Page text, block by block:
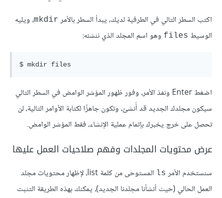
اكتب السطر التالي في الطرفية لديك، يبدأ السطر بالأمر mkdir، ويليه
الوسيط files وهو اسم المجلد الذي ننشئه:
اضغط Enter ونفذ الأمر، وفور ظهور المؤشر الوامض في السطر التالي
سيكون مجلدك الجديد قد أُنشئ، وتكون جاهزًا لكتابة الأوامر التالية، لن
تحصل على خرج يخبرك بإتمام عملية الإنشاء، فقط المؤشر الوامض.
عرض محتويات المجلدات وفهم صلاحيات العمل عليها
سنستخدم الأمر ls
المستوحى من كلمة list، لإظهار محتويات مجلد
العمل الحالي (حيث أنشأنا مجلدنا الجديد)، يمكنك بهذه الطريقة التثبت